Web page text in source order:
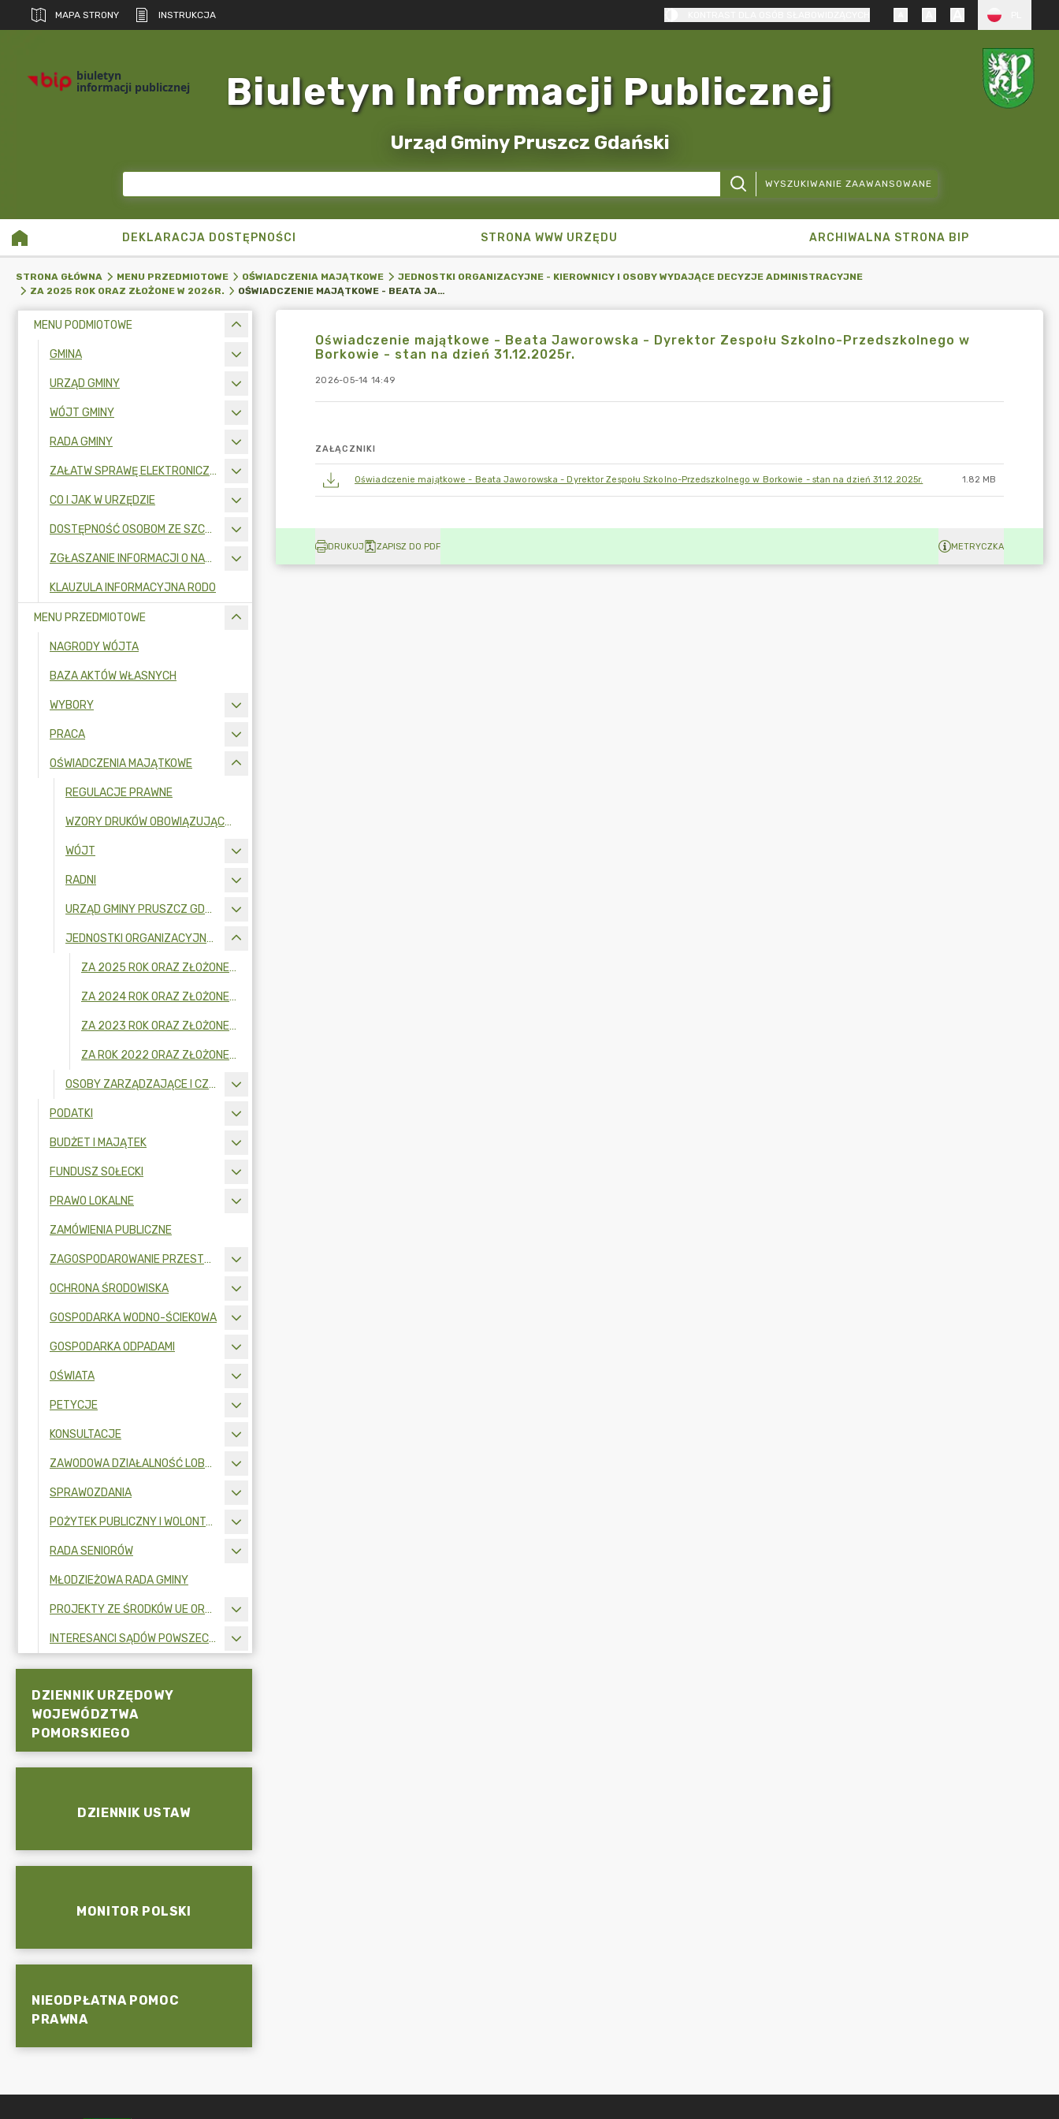
MAPA STRONY INSTRUKCJA
biuletyn
informacji publicznej Biuletyn Informacji Publicznej
Urząd Gminy Pruszcz Gdański
WYSZUKIWANIE ZAAWANSOWANE
DEKLARACJA DOSTĘPNOŚCI STRONA WWW URZĘDU ARCHIWALNA STRONA BIP
STRONA GŁÓWNA MENU PRZEDMIOTOWE OŚWIADCZENIA MAJĄTKOWE
JEDNOSTKI ORGANIZACYJNE - KIEROWNICY I OSOBY WYDAJĄCE DECYZJE ADMINISTRACYJNE
ZA 2025 ROK ORAZ ZŁOŻONE W 2026R.
OŚWIADCZENIE MAJĄTKOWE - BEATA JAWOROWSKA - DYREKTOR ZESPOŁU SZKOLNO-PRZEDSZKOLNEGO W BORKOWIE - STAN NA DZIEŃ 31.12.2025R.
MENU PODMIOTOWE
GMINA
URZĄD GMINY
WÓJT GMINY
RADA GMINY
ZAŁATW SPRAWĘ ELEKTRONICZNIE
CO I JAK W URZĘDZIE
DOSTĘPNOŚĆ OSOBOM ZE SZCZEGÓLNYMI POTRZEBAMI
ZGŁASZANIE INFORMACJI O NARUSZENIU PRAWA I OCHRONA SYGNALISTÓW
KLAUZULA INFORMACYJNA RODO
MENU PRZEDMIOTOWE
NAGRODY WÓJTA
BAZA AKTÓW WŁASNYCH
WYBORY
PRACA
OŚWIADCZENIA MAJĄTKOWE
REGULACJE PRAWNE
WZORY DRUKÓW OBOWIĄZUJĄCYCH OD 1 LIPCA 2017 R.
WÓJT
RADNI
URZĄD GMINY PRUSZCZ GDAŃSKI
JEDNOSTKI ORGANIZACYJNE - KIEROWNICY I OSOBY WYDAJĄCE DECYZJE ADMINISTRACYJNE
ZA 2025 ROK ORAZ ZŁOŻONE W 2026R.
ZA 2024 ROK ORAZ ZŁOŻONE W 2025R.
ZA 2023 ROK ORAZ ZŁOŻONE W 2024R.
ZA ROK 2022 ORAZ ZŁOŻONE W 2023R.
OSOBY ZARZĄDZAJĄCE I CZŁONKOWIE ORGANU ZARZĄDZAJĄCEGO GMINNĄ OSOBĄ PRAWNĄ
PODATKI
BUDŻET I MAJĄTEK
FUNDUSZ SOŁECKI
PRAWO LOKALNE
ZAMÓWIENIA PUBLICZNE
ZAGOSPODAROWANIE PRZESTRZENNE
OCHRONA ŚRODOWISKA
GOSPODARKA WODNO-ŚCIEKOWA
GOSPODARKA ODPADAMI
OŚWIATA
PETYCJE
KONSULTACJE
ZAWODOWA DZIAŁALNOŚĆ LOBBINGOWA
SPRAWOZDANIA
POŻYTEK PUBLICZNY I WOLONTARIAT
RADA SENIORÓW
MŁODZIEŻOWA RADA GMINY
PROJEKTY ZE ŚRODKÓW UE ORAZ FUNDUSZY ZEWNĘTRZNYCH
INTERESANCI SĄDÓW POWSZECHNYCH
DZIENNIK URZĘDOWY
WOJEWÓDZTWA
POMORSKIEGO
DZIENNIK USTAW
MONITOR POLSKI
NIEODPŁATNA POMOC
PRAWNA
Oświadczenie majątkowe - Beata Jaworowska - Dyrektor Zespołu Szkolno-Przedszkolnego w
Borkowie - stan na dzień 31.12.2025r.
2026-05-14 14:49
ZAŁĄCZNIKI
Oświadczenie majątkowe - Beata Jaworowska - Dyrektor Zespołu Szkolno-Przedszkolnego w Borkowie - stan na dzień 31.12.2025r. 1.82 MB
DRUKUJ ZAPISZ DO PDF METRYCZKA